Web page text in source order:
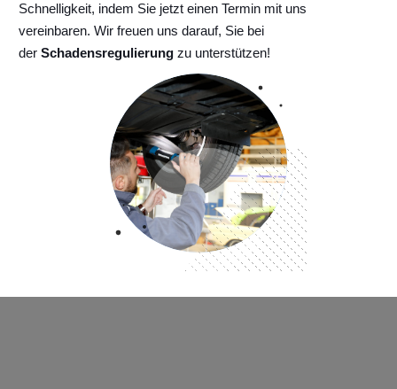
Schnelligkeit, indem Sie jetzt einen Termin mit uns
vereinbaren. Wir freuen uns darauf, Sie bei
der Schadensregulierung zu unterstützen!